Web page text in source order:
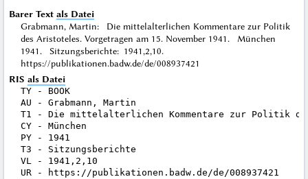
Barer Text als Datei
Grabmann, Martin: Die mittelalterlichen Kommentare zur Politik
des Aristoteles. Vorgetragen am 15. November 1941. München
1941. Sitzungsberichte: 1941,2,10.
https://publikationen.badw.de/de/008937421
RIS als Datei
TY - BOOK
AU - Grabmann, Martin
T1 - Die mittelalterlichen Kommentare zur Politik
CY - München
PY - 1941
T3 - Sitzungsberichte
VL - 1941,2,10
UR - https://publikationen.badw.de/de/008937421